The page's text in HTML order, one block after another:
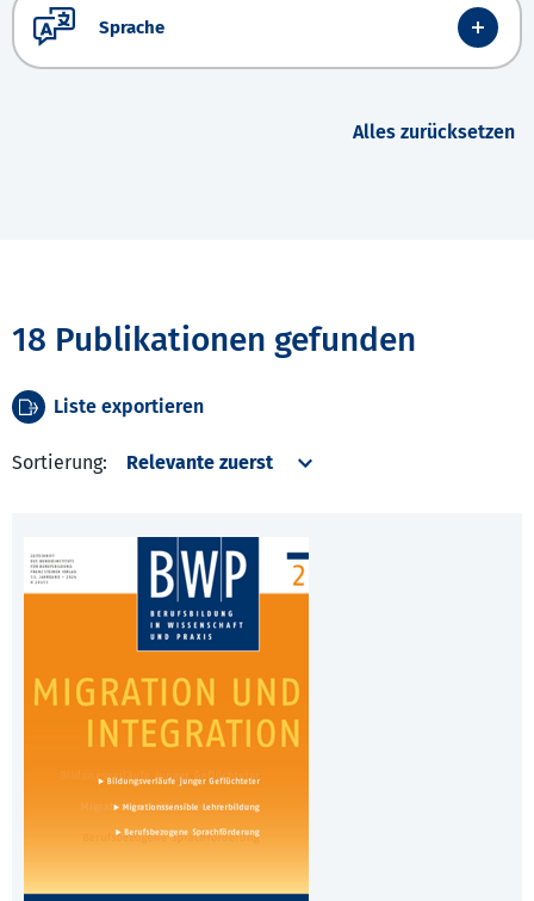
Sprache
Alles zurücksetzen
18 Publikationen gefunden
Liste exportieren
Sortierung: